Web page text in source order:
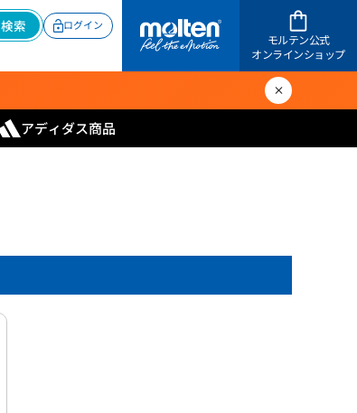
検索 ログイン
モルテン公式
オンラインショップ
アディダス商品